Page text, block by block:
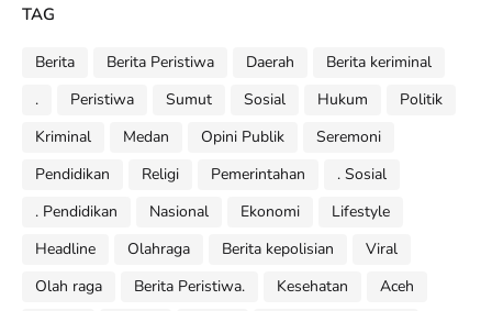
TAG
Berita Berita Peristiwa Daerah
Berita keriminal
.
Peristiwa Sumut Sosial Hukum
Politik
Kriminal
Medan Opini Publik
Seremoni
Pendidikan
Religi Pemerintahan
. Sosial
. Pendidikan
Nasional Ekonomi
Lifestyle
Headline
Olahraga Berita kepolisian
Viral
Olah raga
Berita Peristiwa. Kesehatan
Aceh